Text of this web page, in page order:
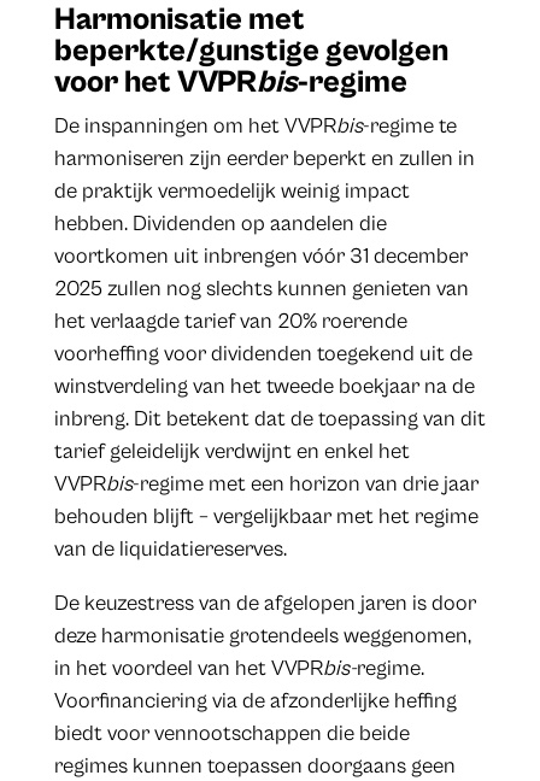
Harmonisatie met
beperkte/gunstige gevolgen
voor het VVPRbis-regime
De inspanningen om het VVPRbis-regime te
harmoniseren zijn eerder beperkt en zullen in
de praktijk vermoedelijk weinig impact
hebben. Dividenden op aandelen die
voortkomen uit inbrengen vóór 31 december
2025 zullen nog slechts kunnen genieten van
het verlaagde tarief van 20% roerende
voorheffing voor dividenden toegekend uit de
winstverdeling van het tweede boekjaar na de
inbreng. Dit betekent dat de toepassing van dit
tarief geleidelijk verdwijnt en enkel het
VVPRbis-regime met een horizon van drie jaar
behouden blijft – vergelijkbaar met het regime
van de liquidatiereserves.
De keuzestress van de afgelopen jaren is door
deze harmonisatie grotendeels weggenomen,
in het voordeel van het VVPRbis-regime.
Voorfinanciering via de afzonderlijke heffing
biedt voor vennootschappen die beide
regimes kunnen toepassen doorgaans geen